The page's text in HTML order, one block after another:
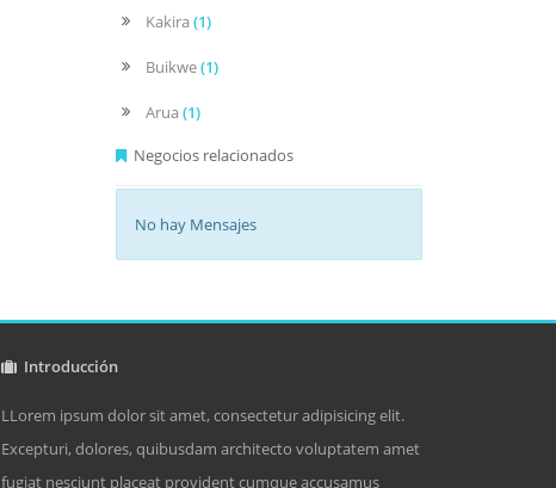
Kakira (1)
Buikwe(1)
Arua (1)
Negocios relacionados
No hay Mensajes
Introducción
LLorem ipsum dolor sit amet, consectetur adipisicing elit.
Excepturi, dolores, quibusdam architecto voluptatem amet
fugiat nesciunt placeat provident cumque accusamus